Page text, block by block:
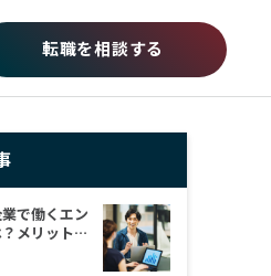
転職を相談する
で働くエン
メリット・